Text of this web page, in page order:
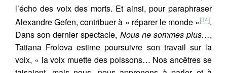
l’écho des voix des morts. Et ainsi, pour paraphraser
Alexandre Gefen, contribuer à « réparer le monde »[34].
Dans son dernier spectacle, Nous ne sommes plus…,
Tatiana Frolova estime poursuivre son travail sur la
voix, « la voix muette des poissons… Nos ancêtres se